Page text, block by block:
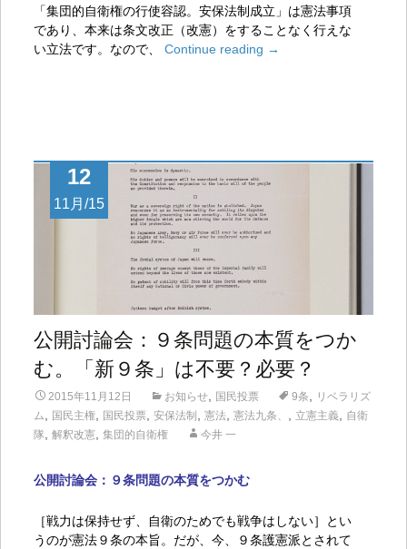
「集団的自衛権の行使容認。安保法制成立」は憲法事項
であり、本来は条文改正（改憲）をすることなく行えな
い立法です。 なので、 Continue reading →
12
11月/15
公開討論会：９条問題の本質をつか
む。「新９条」は不要？必要？
2015年11月12日 お知らせ, 国民投票 9条, リベラリズ
ム, 国民主権, 国民投票, 安保法制 , 憲法, 憲法九条、 , 立憲主義, 自衛
隊, 解釈改憲, 集団的自衛権 今井 一
公開討論会： ９条問題の本質をつかむ
［戦力は保持せず、自衛のためでも戦争はしない］とい
うのが憲法９条の本旨。だが、今、９条護憲派とされて